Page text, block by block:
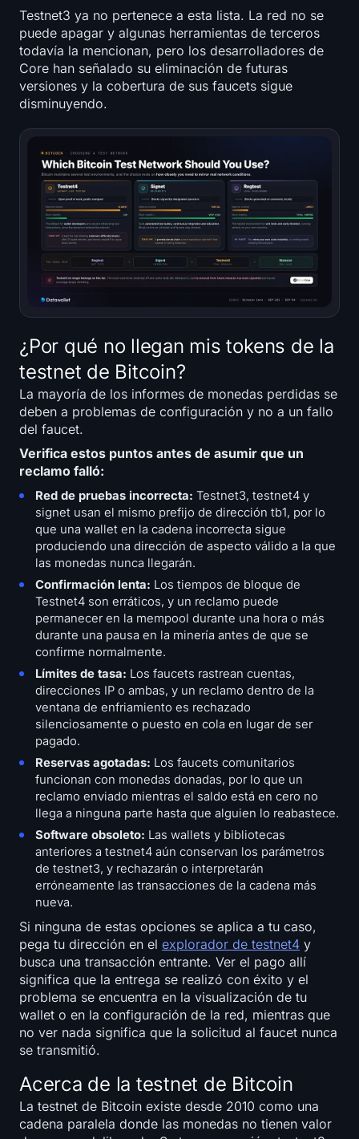
Testnet3 ya no pertenece a esta lista. La red no se
puede apagar y algunas herramientas de terceros
todavía la mencionan, pero los desarrolladores de
Core han señalado su eliminación de futuras
versiones y la cobertura de sus faucets sigue
disminuyendo.
¿Por qué no llegan mis tokens de la
testnet de Bitcoin?
La mayoría de los informes de monedas perdidas se
deben a problemas de configuración y no a un fallo
del faucet.
Verifica estos puntos antes de asumir que un
reclamo falló:
Red de pruebas incorrecta: Testnet3, testnet4 y
signet usan el mismo prefijo de dirección tb1, por lo
que una wallet en la cadena incorrecta sigue
produciendo una dirección de aspecto válido a la que
las monedas nunca llegarán.
Confirmación lenta: Los tiempos de bloque de
Testnet4 son erráticos, y un reclamo puede
permanecer en la mempool durante una hora o más
durante una pausa en la minería antes de que se
confirme normalmente.
Límites de tasa: Los faucets rastrean cuentas,
direcciones IP o ambas, y un reclamo dentro de la
ventana de enfriamiento es rechazado
silenciosamente o puesto en cola en lugar de ser
pagado.
Reservas agotadas: Los faucets comunitarios
funcionan con monedas donadas, por lo que un
reclamo enviado mientras el saldo está en cero no
llega a ninguna parte hasta que alguien lo reabastece.
Software obsoleto: Las wallets y bibliotecas
anteriores a testnet4 aún conservan los parámetros
de testnet3, y rechazarán o interpretarán
erróneamente las transacciones de la cadena más
nueva.
Si ninguna de estas opciones se aplica a tu caso,
pega tu dirección en el explorador de testnet4 y
busca una transacción entrante. Ver el pago allí
significa que la entrega se realizó con éxito y el
problema se encuentra en la visualización de tu
wallet o en la configuración de la red, mientras que
no ver nada significa que la solicitud al faucet nunca
se transmitió.
Acerca de la testnet de Bitcoin
La testnet de Bitcoin existe desde 2010 como una
cadena paralela donde las monedas no tienen valor